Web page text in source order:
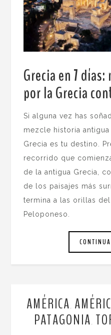
Grecia en 7
por la Grecia
Si alguna vez has
mezcle historia
Grecia es tu destino.
recorrido que
de la antigua Grecia,
de los paisajes más
termina a las orillas
Peloponeso.
AMÉRICA
PATAGONIA